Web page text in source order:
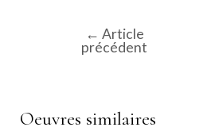
Navigation
← Article
précédent
Oeuvres similaires